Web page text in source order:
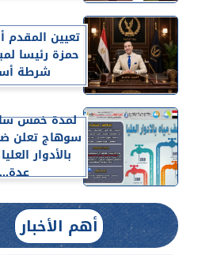
تعيين المقدم
حمزة رئيسا
شرطة
لمدة خمس
سوهاج تعلن
بالأدوار
أهم الأخبار